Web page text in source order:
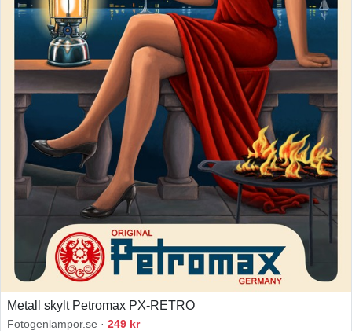
Metall skylt Petromax PX-RETRO
Fotogenlampor.se · 249 kr